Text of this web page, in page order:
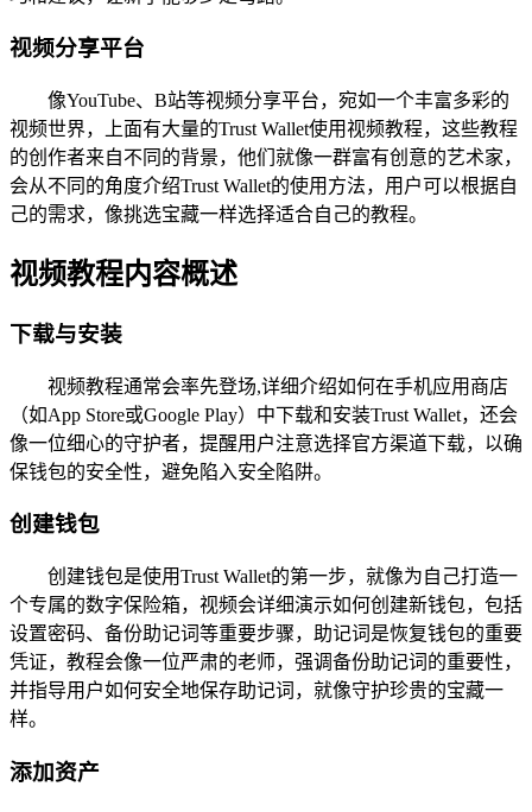
视频分享平台
像YouTube、B站等视频分享平台，宛如一个丰富多彩的
视频世界，上面有大量的Trust Wallet使用视频教程，这些教程
的创作者来自不同的背景，他们就像一群富有创意的艺术家，
会从不同的角度介绍Trust Wallet的使用方法，用户可以根据自
己的需求，像挑选宝藏一样选择适合自己的教程。
视频教程内容概述
下载与安装
视频教程通常会率先登场,详细介绍如何在手机应用商店
（如App Store或Google Play）中下载和安装Trust Wallet，还会
像一位细心的守护者，提醒用户注意选择官方渠道下载，以确
保钱包的安全性，避免陷入安全陷阱。
创建钱包
创建钱包是使用Trust Wallet的第一步，就像为自己打造一
个专属的数字保险箱，视频会详细演示如何创建新钱包，包括
设置密码、备份助记词等重要步骤，助记词是恢复钱包的重要
凭证，教程会像一位严肃的老师，强调备份助记词的重要性，
并指导用户如何安全地保存助记词，就像守护珍贵的宝藏一
样。
添加资产